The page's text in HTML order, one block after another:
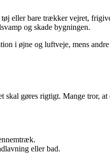
eller bare trækker vejret,
og skade bygningen.
i øjne og luftveje, mens
skal gøres rigtigt. Mange
eller bad.